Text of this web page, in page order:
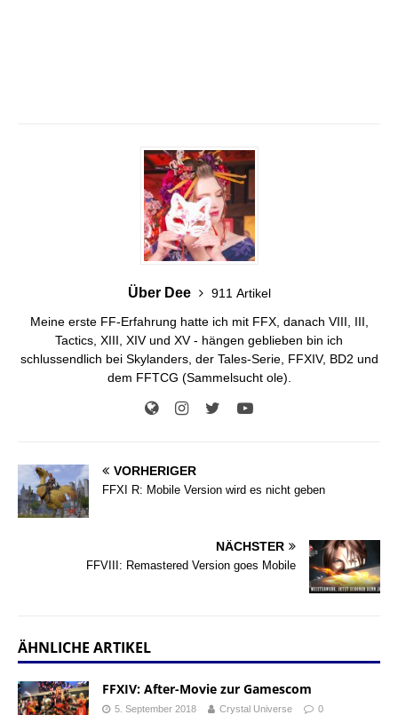
Über Dee
911 Artikel
Meine erste FF-Erfahrung hatte ich mit FFX, danach VIII, III,
Tactics, XIII, XIV und XV - hängen geblieben bin ich
schlussendlich bei Skylanders, der Tales-Serie, FFXIV, BD2 und
dem FFTCG (Sammelsucht ole).
VORHERIGER
FFXI R: Mobile Version wird es nicht geben
NÄCHSTER
FFVIII: Remastered Version goes Mobile
ÄHNLICHE ARTIKEL
FFXIV: After-Movie zur Gamescom
5. September 2018 Crystal Universe 0